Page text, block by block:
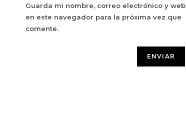
Guarda mi nombre, correo electrónico y web
en este navegador para la próxima vez que
comente.